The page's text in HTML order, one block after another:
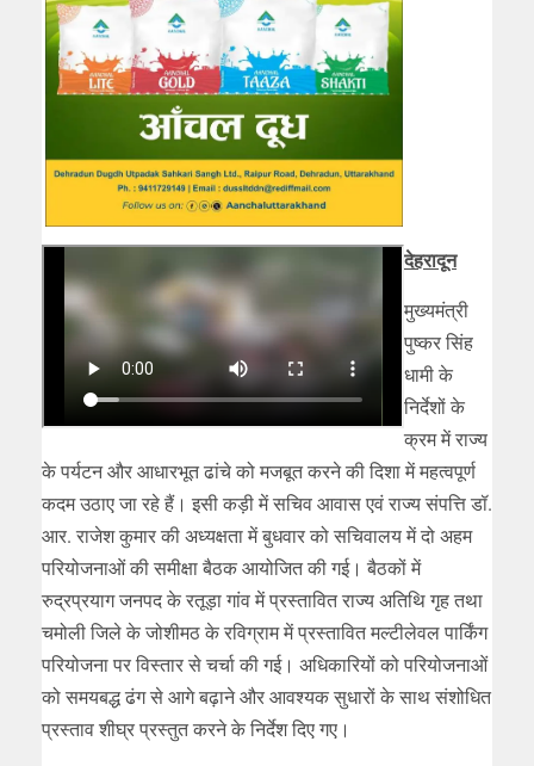
देहरादून
मुख्यमंत्री
पुष्कर सिंह
धामी के
निर्देशों के
क्रम में राज्य
के पर्यटन और आधारभूत ढांचे को मजबूत करने की दिशा में महत्वपूर्ण
कदम उठाए जा रहे हैं। इसी कड़ी में सचिव आवास एवं राज्य संपत्ति डॉ.
आर. राजेश कुमार की अध्यक्षता में बुधवार को सचिवालय में दो अहम
परियोजनाओं की समीक्षा बैठक आयोजित की गई। बैठकों में
रुद्रप्रयाग जनपद के रतूड़ा गांव में प्रस्तावित राज्य अतिथि गृह तथा
चमोली जिले के जोशीमठ के रविग्राम में प्रस्तावित मल्टीलेवल पार्किंग
परियोजना पर विस्तार से चर्चा की गई। अधिकारियों को परियोजनाओं
को समयबद्ध ढंग से आगे बढ़ाने और आवश्यक सुधारों के साथ संशोधित
प्रस्ताव शीघ्र प्रस्तुत करने के निर्देश दिए गए।